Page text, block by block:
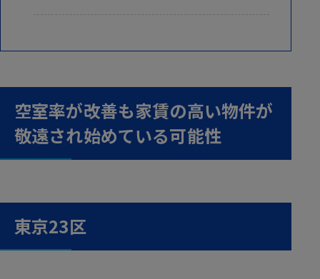
空室率が改善も家賃の高い物件が
敬遠され始めている可能性
東京23区